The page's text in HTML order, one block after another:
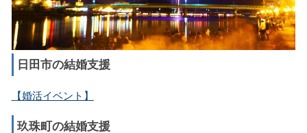
日田市の結婚支援
【婚活イベント】
玖珠町の結婚支援